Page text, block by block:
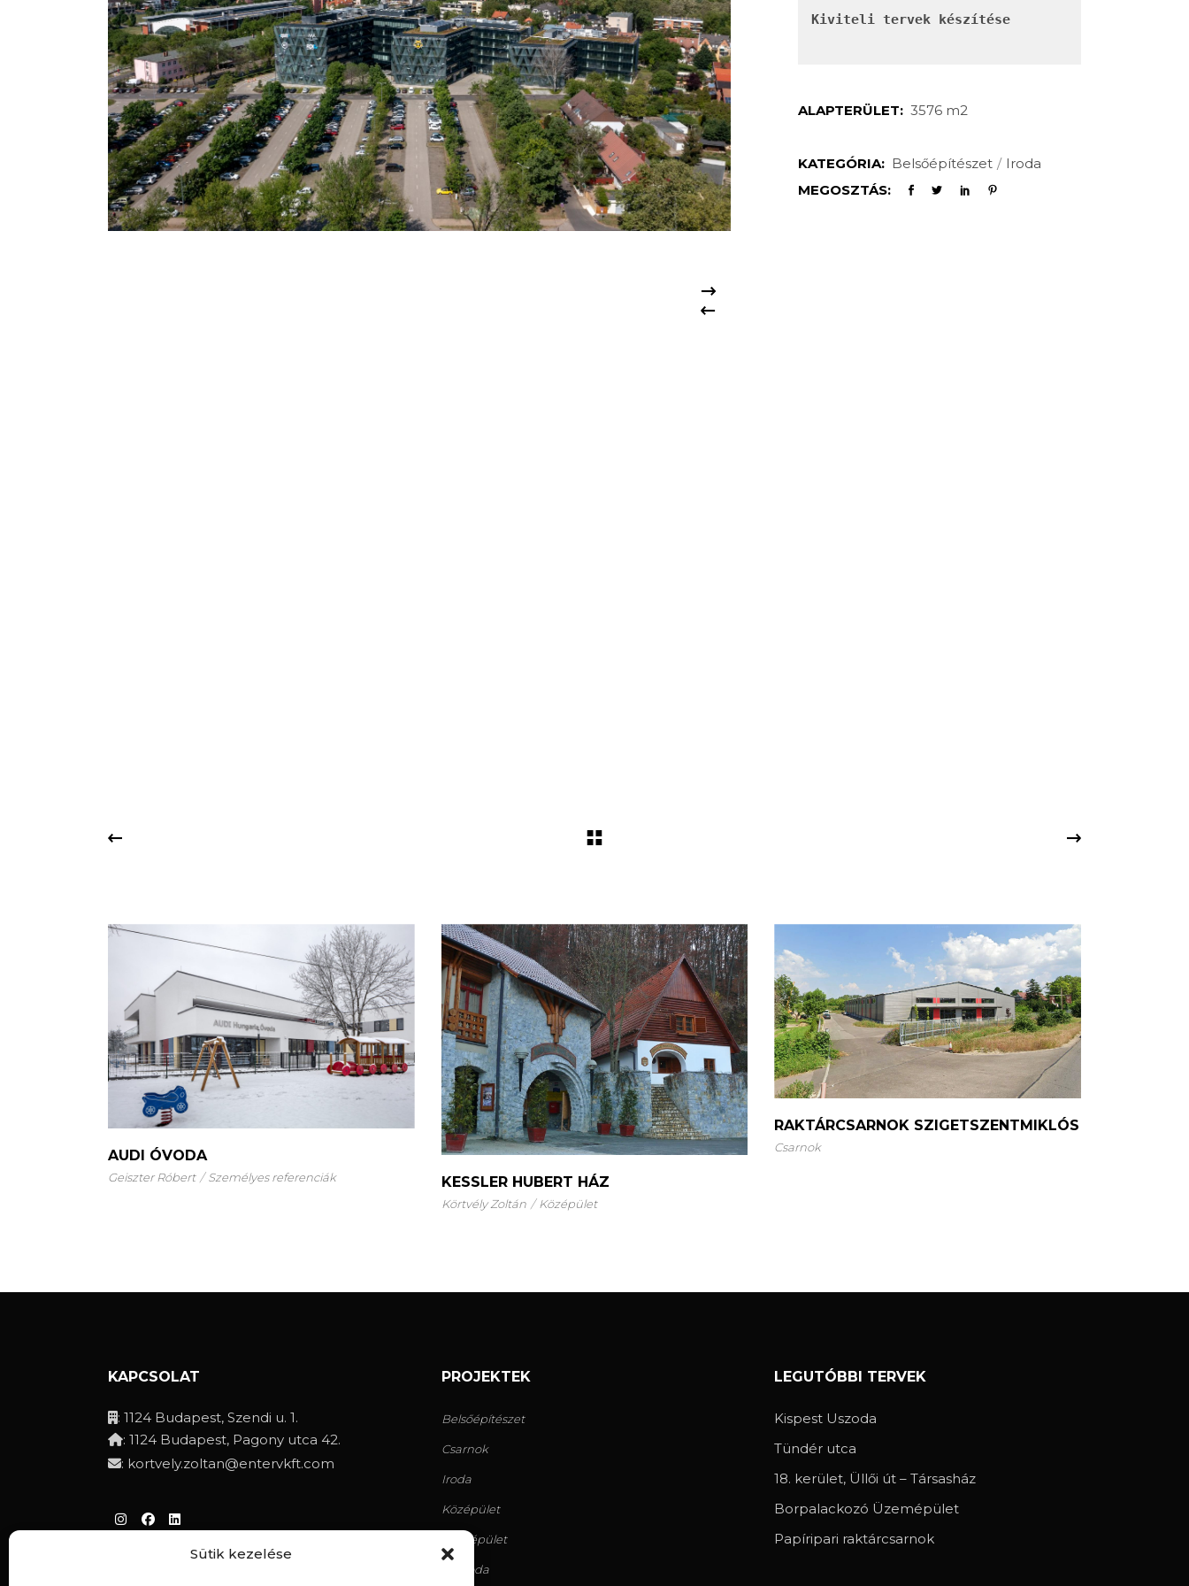
Sütik kezelése
Kiviteli tervek készítése
ALAPTERÜLET: 3576 m2
KATEGÓRIA: Belsőépítészet
Iroda
MEGOSZTÁS:
AUDI ÓVODA
Geiszter Róbert Személyes referenciák KESSLER HUBERT HÁZ
Körtvély Zoltán Középület
RAKTÁRCSARNOK SZIGETSZENTMIKLÓS
Csarnok
KAPCSOLAT
: 1124 Budapest, Szendi u. 1.
: 1124 Budapest, Pagony utca 42.
: kortvely.zoltan@entervkft.com
PROJEKTEK
Belsőépítészet
Csarnok
Iroda
Középület
Lakóépület
Szálloda
LEGUTÓBBI TERVEK
Kispest Uszoda
Tündér utca
18. kerület, Üllői út – Társasház
Borpalackozó Üzemépület
Papíripari raktárcsarnok